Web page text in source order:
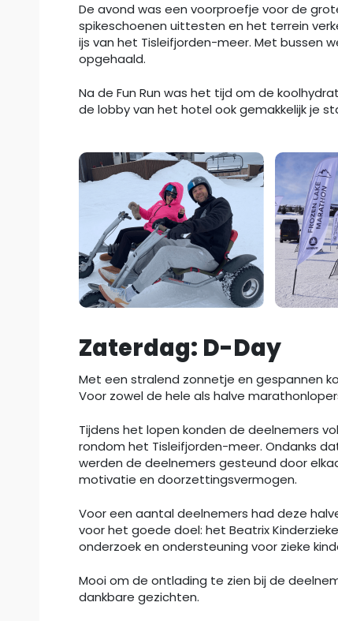
De avond was een voorproefje voor de
spikeschoenen uittesten en het terrein
ijs van het Tisleifjorden-meer. Met bussen
opgehaald.
Na de Fun Run was het tijd om de
de lobby van het hotel ook gemakkelijk je
Zaterdag: D-Day
Met een stralend zonnetje en gespannen
Voor zowel de hele als halve
Tijdens het lopen konden de deelnemers
rondom het Tisleifjorden-meer. Ondanks
werden de deelnemers gesteund door
motivatie en doorzettingsvermogen.
Voor een aantal deelnemers had deze
voor het goede doel: het Beatrix
onderzoek en ondersteuning voor zieke
Mooi om de ontlading te zien bij de
dankbare gezichten.